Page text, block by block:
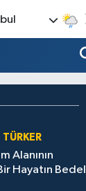
TÜRKER
Alanının
Hayatın